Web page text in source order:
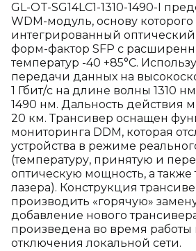
GL-OT-SG14LC1-1310-1490-I
WDM-модуль, основу которого
интегрированный
форм-фактор SFP c
температур -40 +85°C.
передачи данных на
1 Гбит/с на длине волны 1310
1490 нм. Дальность действия
20 км. Трансивер оснащен
мониторинга DDM, которая
устройства в режиме
(температуру, принятую и
оптическую мощность, а
лазера). Конструкция
производить «горячую»
добавление нового
произведена во время работы
отключения локальной сети.